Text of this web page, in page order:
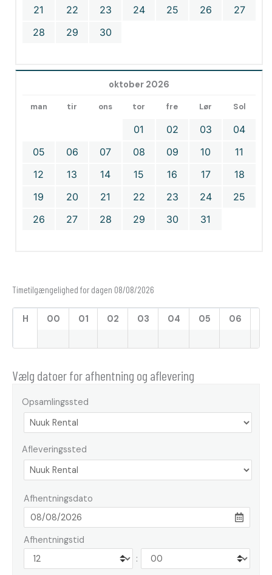
21
22 23 24 25 26
27
28
29 30
oktober 2026
man tir ons tor fre Lør Sol
01 02 03
04
05
06 07 08 09 10
11
12
13 14 15 16 17
18
19
20 21 22 23 24
25
26
27 28 29 30 31
Timetilgængelighed for dagen 08/08/2026
H 00 01 02 03 04 05 06
Vælg datoer for afhentning og aflevering
Opsamlingssted
Afleveringssted
Afhentningsdato
Afhentningstid
: